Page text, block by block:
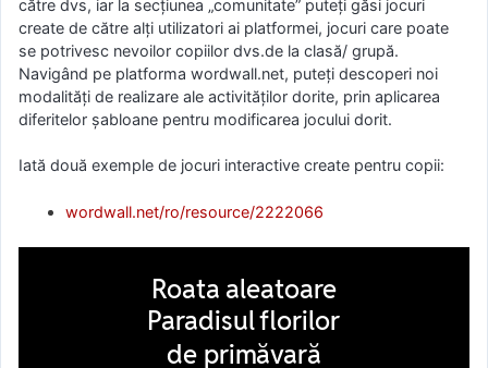
către dvs, iar la secțiunea „comunitate” puteți găsi jocuri
create de către alți utilizatori ai platformei, jocuri care poate
se potrivesc nevoilor copiilor dvs.de la clasă/ grupă.
Navigând pe platforma wordwall.net, puteți descoperi noi
modalități de realizare ale activităților dorite, prin aplicarea
diferitelor șabloane pentru modificarea jocului dorit.
Iată două exemple de jocuri interactive create pentru copii:
wordwall.net/ro/resource/2222066